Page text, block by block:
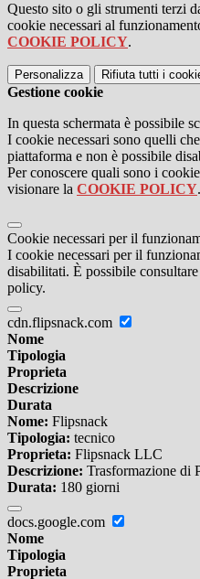
Questo sito o gli strumenti terzi
cookie necessari al
COOKIE POLICY.
Personalizza Rifiuta tutti i
Gestione cookie
In questa schermata è possibile
I cookie necessari sono quelli
piattaforma e non è possibile
Per conoscere quali sono i
visionare la COOKIE POLICY.
Cookie necessari per il
I cookie necessari per il
disabilitati. È possibile
policy.
cdn.flipsnack.com
Nome
Tipologia
Proprieta
Descrizione
Durata
Nome: Flipsnack
Tipologia: tecnico
Proprieta: Flipsnack LLC
Descrizione: Trasformazione di
Durata: 180 giorni
docs.google.com
Nome
Tipologia
Proprieta